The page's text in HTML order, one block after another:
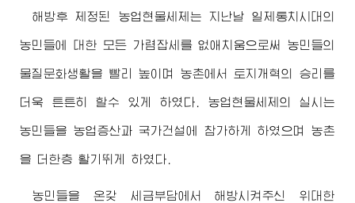
해방후 제정된 농업현물세제는 지난날 일제통치시대의
농민들에 대한 모든 가렴잡세를 없애치움으로써 농민들의
물질문화생활을 빨리 높이며 농촌에서 토지개혁의 승리를
더욱 튼튼히 할수 있게 하였다. 농업현물세제의 실시는
농민들을 농업증산과 국가건설에 참가하게 하였으며 농촌
을 더한층 활기뛰게 하였다.
농민들을 온갖 세금부담에서 해방시켜주신 위대한